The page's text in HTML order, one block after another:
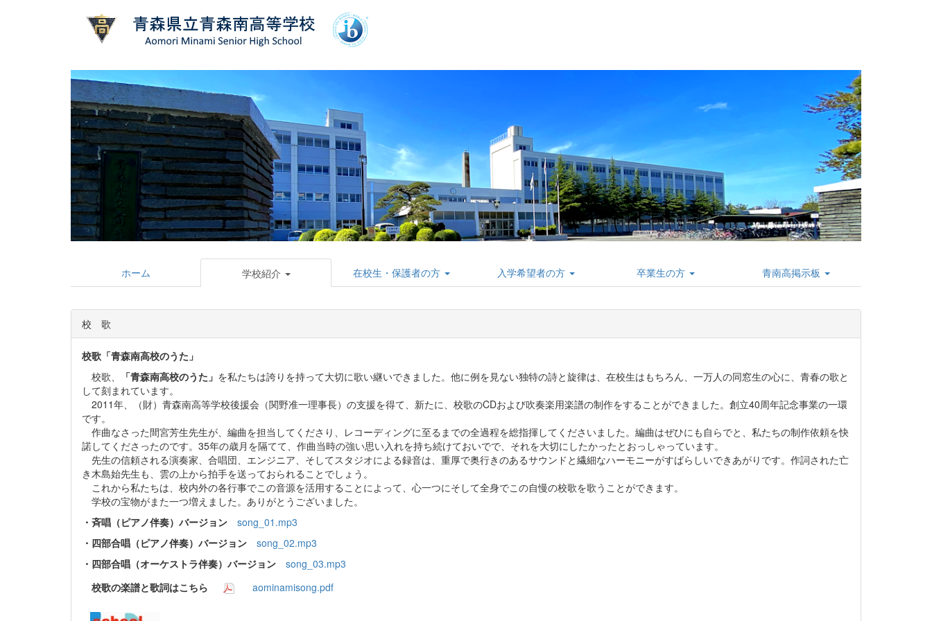
ホーム 学校紹介 在校生・保護者の方 入学希望者の方 卒業生の方 青南高掲示板
校 歌
校歌「青森南高校のうた」
校歌、
「青森南高校のうた」 を私たちは誇りを持って大切に歌い継いできました。他に例を見ない独特の詩と旋律は、在校生はもちろん、一万人の同窓生の心に、青春の歌と
して刻まれています。
2011年、（財）青森南高等学校後援会（関野准一理事長）の支援を得て、新たに、校歌のCDおよび吹奏楽用楽譜の制作をすることができました。創立40周年記念事業の一環
です。
作曲なさった間宮芳生先生が、編曲を担当してくださり、レコーディングに至るまでの全過程を総指揮してくださいました。編曲はぜひにも自らでと、私たちの制作依頼を快
諾してくださったのです。35年の歳月を隔てて、作曲当時の強い思い入れを持ち続けておいでで、それを大切にしたかったとおっしゃっています。
先生の信頼される演奏家、合唱団、エンジニア、そしてスタジオによる録音は、重厚で奥行きのあるサウンドと繊細なハーモニーがすばらしいできあがりです。作詞された亡
き木島始先生も、雲の上から拍手を送っておられることでしょう。
これから私たちは、校内外の各行事でこの音源を活用することによって、心一つにそして全身でこの自慢の校歌を歌うことができます。
学校の宝物がまた一つ増えました。ありがとうございました。
・斉唱（ピアノ伴奏）バージョン
song_01.mp3
・四部合唱（ピアノ伴奏）バージョン
song_02.mp3
・四部合唱（オーケストラ伴奏）バージョン
song_03.mp3
校歌の楽譜と歌詞はこちら
aominamisong.pdf